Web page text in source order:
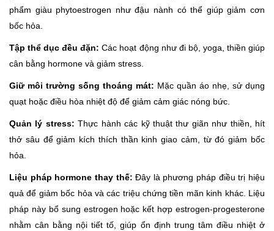
phẩm giàu phytoestrogen như đậu nành có thể giúp giảm cơn
bốc hỏa.
Tập thể dục đều đặn: Các hoạt động như đi bộ, yoga, thiền giúp
cân bằng hormone và giảm stress.
Giữ môi trường sống thoáng mát: Mặc quần áo nhẹ, sử dụng
quạt hoặc điều hòa nhiệt độ để giảm cảm giác nóng bức.
Quản lý stress: Thực hành các kỹ thuật thư giãn như thiền, hít
thở sâu để giảm kích thích thần kinh giao cảm, từ đó giảm bốc
hỏa.
Liệu pháp hormone thay thế: Đây là phương pháp điều trị hiệu
quả để giảm bốc hỏa và các triệu chứng tiền mãn kinh khác. Liệu
pháp này bổ sung estrogen hoặc kết hợp estrogen-progesterone
nhằm cân bằng nội tiết tố, giúp ổn định trung tâm điều nhiệt ở